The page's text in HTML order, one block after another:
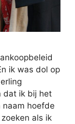
ik was dol op
dat ik bij het
naam hoefde
als ik